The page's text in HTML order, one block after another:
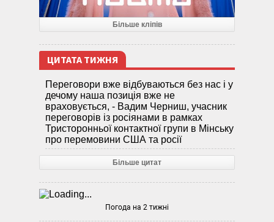
Більше кліпів
ЦИТАТА ТИЖНЯ
Переговори вже відбуваються без нас і у
дечому наша позиція вже не
враховується, - Вадим Черниш, учасник
переговорів із росіянами в рамках
Тристоронньої контактної групи в Мінську
про перемовини США та росії
Більше цитат
Погода на 2 тижні